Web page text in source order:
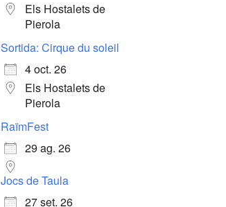
Els Hostalets de
Pierola
Sortida: Cirque du soleil
4 oct. 26
Els Hostalets de
Pierola
RaïmFest
29 ag. 26
Jocs de Taula
27 set. 26